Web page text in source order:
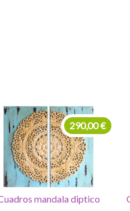
Cuadro puerta mandala
210,00 €